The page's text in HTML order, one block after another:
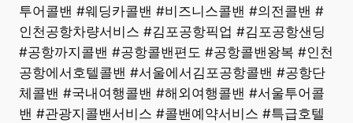
투어콜밴 #웨딩카콜밴 #비즈니스콜밴 #의전콜밴 #
인천공항차량서비스 #김포공항픽업 #김포공항샌딩
#공항까지콜밴 #공항콜밴편도 #공항콜밴왕복 #인천
공항에서호텔콜밴 #서울에서김포공항콜밴 #공항단
체콜밴 #국내여행콜밴 #해외여행콜밴 #서울투어콜
밴 #관광지콜밴서비스 #콜밴예약서비스 #특급호텔